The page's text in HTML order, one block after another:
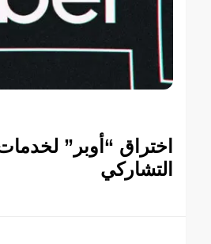
اختراق “أوبر”
التشاركي